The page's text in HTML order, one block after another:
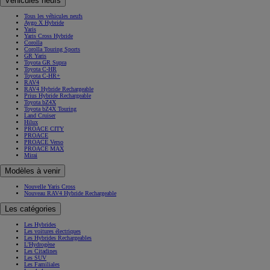
Tous les véhicules neufs
Aygo X Hybride
Yaris
Yaris Cross Hybride
Corolla
Corolla Touring Sports
GR Yaris
Toyota GR Supra
Toyota C-HR
Toyota C-HR+
RAV4
RAV4 Hybride Rechargeable
Prius Hybride Rechargeable
Toyota bZ4X
Toyota bZ4X Touring
Land Cruiser
Hilux
PROACE CITY
PROACE
PROACE Verso
PROACE MAX
Mirai
Modèles à venir
Nouvelle Yaris Cross
Nouveau RAV4 Hybride Rechargeable
Les catégories
Les Hybrides
Les voitures électriques
Les Hybrides Rechargeables
L'Hydrogène
Les Citadines
Les SUV
Les Familiales